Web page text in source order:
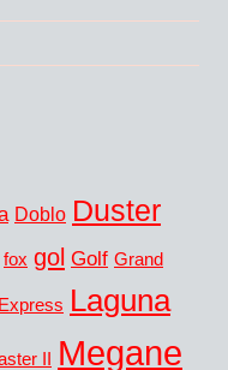
Doblo Duster
fox gol Golf Grand
Laguna
II Megane